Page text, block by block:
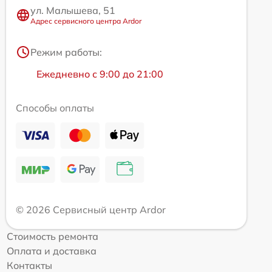
ул. Малышева, 51
Адрес сервисного центра Ardor
Режим работы:
Ежедневно с 9:00 до 21:00
Способы оплаты
© 2026 Сервисный центр Ardor
Стоимость ремонта
Оплата и доставка
Контакты